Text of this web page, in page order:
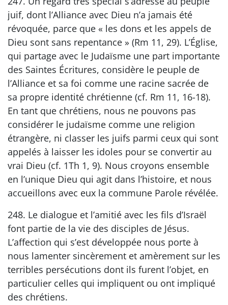
juif, dont l’Alliance avec Dieu n’a jamais été
révoquée, parce que « les dons et les appels de
Dieu sont sans repentance » (Rm 11, 29). L’Église,
qui partage avec le Judaïsme une part importante
des Saintes Écritures, considère le peuple de
l’Alliance et sa foi comme une racine sacrée de
sa propre identité chrétienne (cf. Rm 11, 16-18).
En tant que chrétiens, nous ne pouvons pas
considérer le judaïsme comme une religion
étrangère, ni classer les juifs parmi ceux qui sont
appelés à laisser les idoles pour se convertir au
vrai Dieu (cf. 1Th 1, 9). Nous croyons ensemble
en l’unique Dieu qui agit dans l’histoire, et nous
accueillons avec eux la commune Parole révélée.
248. Le dialogue et l’amitié avec les fils d’Israël
font partie de la vie des disciples de Jésus.
L’affection qui s’est développée nous porte à
nous lamenter sincèrement et amèrement sur les
terribles persécutions dont ils furent l’objet, en
particulier celles qui impliquent ou ont impliqué
des chrétiens.